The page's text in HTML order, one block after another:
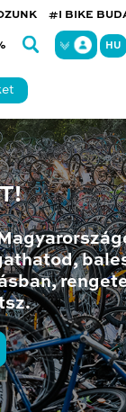
#I BIKE
HU